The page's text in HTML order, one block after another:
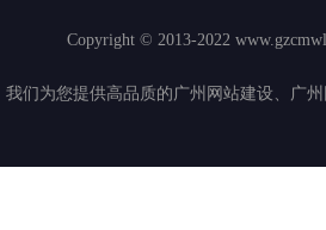
Copyright © 2013-2022
我们为您提供高品质的广州网站建设、广